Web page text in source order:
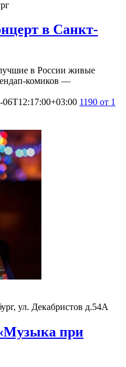
в Санкт-
в России живые
комиков —
06T12:17:00+03:00 1190 от 1
ул. Декабристов д.54А
при